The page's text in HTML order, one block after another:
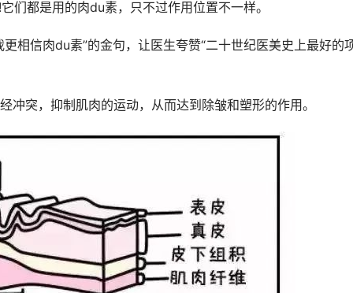
们都是用的肉du素，只不过作用位置不一样。
相信肉du素”的金句，让医生夸赞“二十世纪医美史上最好的
突，抑制肌肉的运动，从而达到除皱和塑形的作用。